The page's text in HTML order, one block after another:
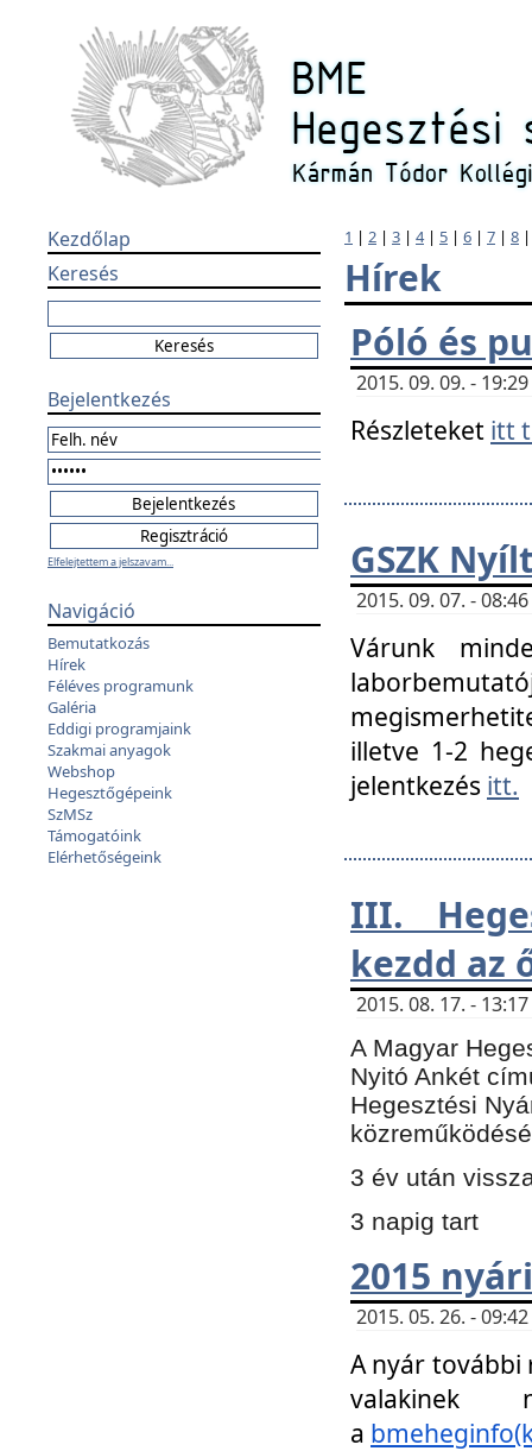
Kezdőlap
Keresés
Bejelentkezés
Elfelejtettem a jelszavam...
Navigáció
Bemutatkozás
Hírek
Féléves programunk
Galéria
Eddigi programjaink
Szakmai anyagok
Webshop
Hegesztőgépeink
SzMSz
Támogatóink
Elérhetőségeink
1 | 2 | 3 | 4| 5 | 6 | 7 | 8
Hírek
Póló és
2015. 09. 09. -
Részleteket itt
GSZK
2015. 09. 07. -
Várunk
illetve 1-2
jelentkezés itt.
III.
kezdd az
2015. 08. 17. -
A Magyar
Nyitó Ankét
Hegesztési
3 év után
3 napig tart
2015
2015. 05. 26. -
A nyár további
a